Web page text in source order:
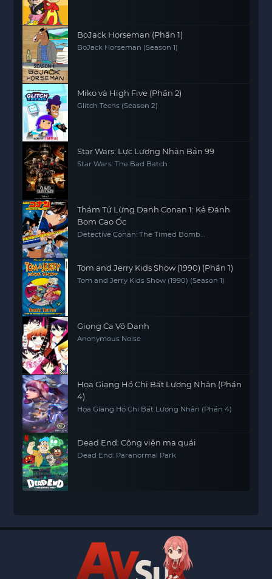
BoJack Horseman (Phần 1)
BoJack Horseman (Season 1)
Miko và High Five (Phần 2)
Glitch Techs (Season 2)
Star Wars: Lực Lượng Nhân Bản 99
Star Wars: The Bad Batch
Thám Tử Lừng Danh Conan 1: Kẻ Đánh
Bom Cao Ốc
Detective Conan: The Timed Bomb
Tom and Jerry Kids Show (1990) (Phần 1)
Tom and Jerry Kids Show (1990) (Season 1)
Giọng Ca Vô Danh
Anonymous Noise
Họa Giang Hồ Chi Bất Lương Nhân (Phần
4)
Họa Giang Hồ Chi Bất Lương Nhân (Phần 4)
Dead End: Công viên ma quái
Dead End: Paranormal Park